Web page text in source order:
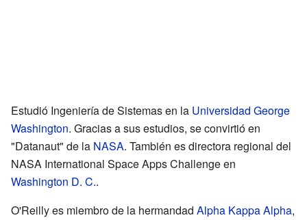
Estudió Ingeniería de Sistemas en la Universidad George
Washington. Gracias a sus estudios, se convirtió en
"Datanaut" de la NASA. También es directora regional del
NASA International Space Apps Challenge en
Washington D. C..
O'Reilly es miembro de la hermandad Alpha Kappa Alpha,